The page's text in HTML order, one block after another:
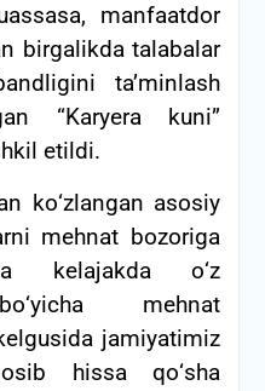
manfaatdor
birgalikda talabalar
ta’minlash
“Karyera kuni”
etildi.
kо‘zlangan asosiy
mehnat bozoriga
kelajakda о‘z
mehnat
jamiyatimiz
hissa qо‘sha